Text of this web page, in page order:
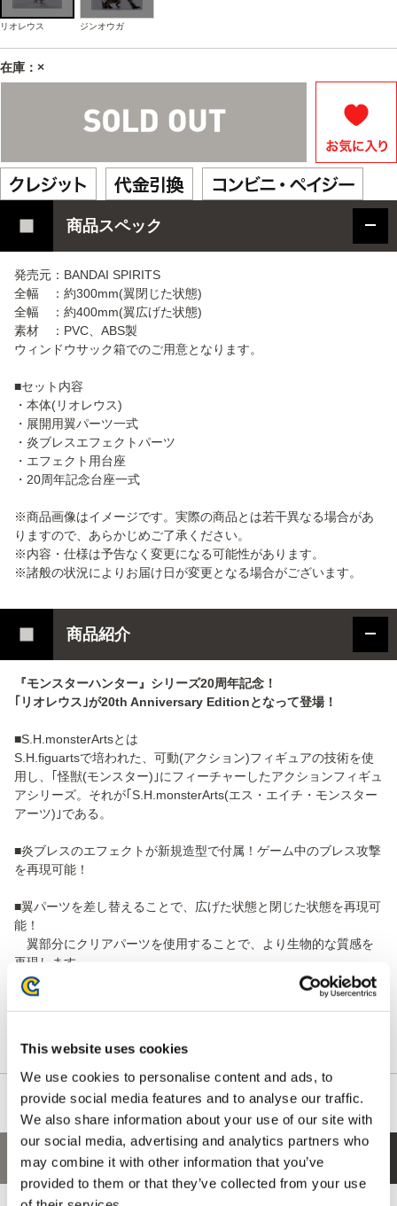
This website uses cookies
We use cookies to personalise content and ads, to
provide social media features and to analyse our traffic.
We also share information about your use of our site with
our social media, advertising and analytics partners who
may combine it with other information that you’ve
provided to them or that they’ve collected from your use
リオレウス ジンオウガ
在庫：×
商品スペック
発売元：BANDAI SPIRITS
全幅 ：約300mm(翼閉じた状態)
全幅 ：約400mm(翼広げた状態)
素材 ：PVC、ABS製
ウィンドウサック箱でのご用意となります。
■セット内容
・本体(リオレウス)
・展開用翼パーツ一式
・炎ブレスエフェクトパーツ
・エフェクト用台座
・20周年記念台座一式
※商品画像はイメージです。実際の商品とは若干異なる場合があ
りますので、あらかじめご了承ください。
※内容・仕様は予告なく変更になる可能性があります。
※諸般の状況によりお届け日が変更となる場合がございます。
商品紹介
『モンスターハンター』シリーズ20周年記念！
｢リオレウス｣が20th Anniversary Editionとなって登場！
■S.H.monsterArtsとは
S.H.figuartsで培われた、可動(アクション)フィギュアの技術を使
用し、｢怪獣(モンスター)｣にフィーチャーしたアクションフィギュ
アシリーズ。それが｢S.H.monsterArts(エス・エイチ・モンスター
アーツ)｣である。
■炎ブレスのエフェクトが新規造型で付属！ゲーム中のブレス攻撃
を再現可能！
■翼パーツを差し替えることで、広げた状態と閉じた状態を再現可
能！
翼部分にクリアパーツを使用することで、より生物的な質感を
再現します。
※飛んでいるポーズで飾れる支柱が付属しております。
あなたにおすすめの商品